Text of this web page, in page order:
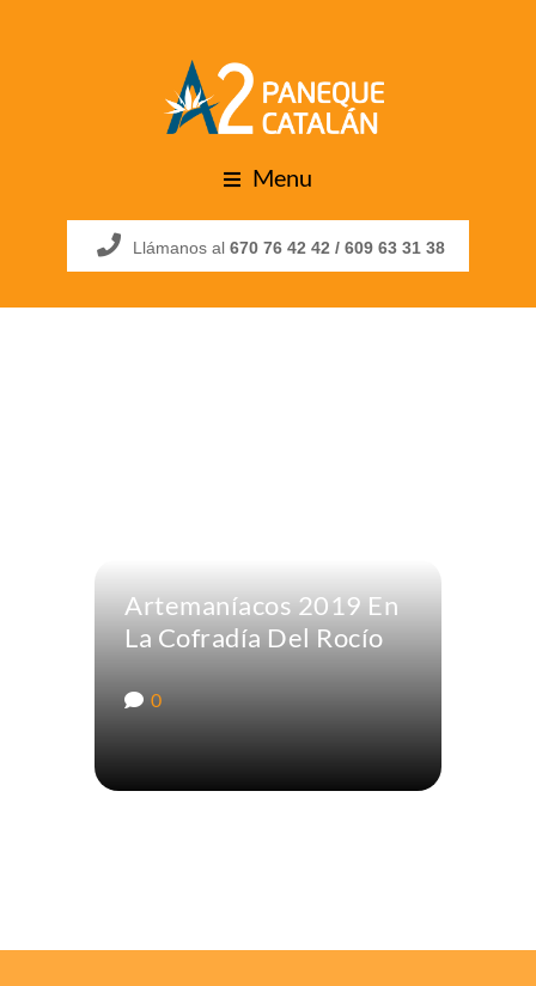
Menu
Llámanos al 670 76 42 42 / 609 63 31 38
Artemaníacos 2019 En
La Cofradía Del Rocío
0